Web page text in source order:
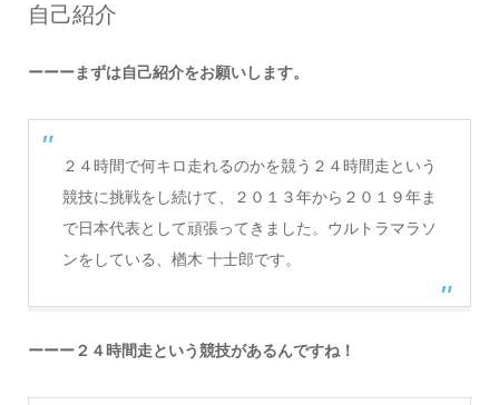
自己紹介
ーーーまずは自己紹介をお願いします。
２４時間で何キロ走れるのかを競う２４時間走という
競技に挑戦をし続けて、２０１３年から２０１９年ま
で日本代表として頑張ってきました。ウルトラマラソ
ンをしている、楢木 十士郎です。
ーーー２４時間走という競技があるんですね！